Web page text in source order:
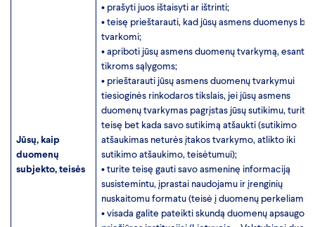
Jūsų, kaip
duomenų
subjekto, teisės
• prašyti juos ištaisyti ar ištrinti;
• teisę prieštarauti, kad jūsų asmens duomenys
tvarkomi;
• apriboti jūsų asmens duomenų tvarkymą, esant
tikroms sąlygoms;
• prieštarauti jūsų asmens duomenų tvarkymui
tiesioginės rinkodaros tikslais, jei jūsų asmens
duomenų tvarkymas pagrįstas jūsų sutikimu, turite
teisę bet kada savo sutikimą atšaukti (sutikimo
atšaukimas neturės įtakos tvarkymo, atlikto iki
sutikimo atšaukimo, teisėtumui);
• turite teisę gauti savo asmeninę informaciją
susistemintu, įprastai naudojamu ir įrenginių
nuskaitomu formatu (teisė į duomenų
• visada galite pateikti skundą duomenų apsaugos